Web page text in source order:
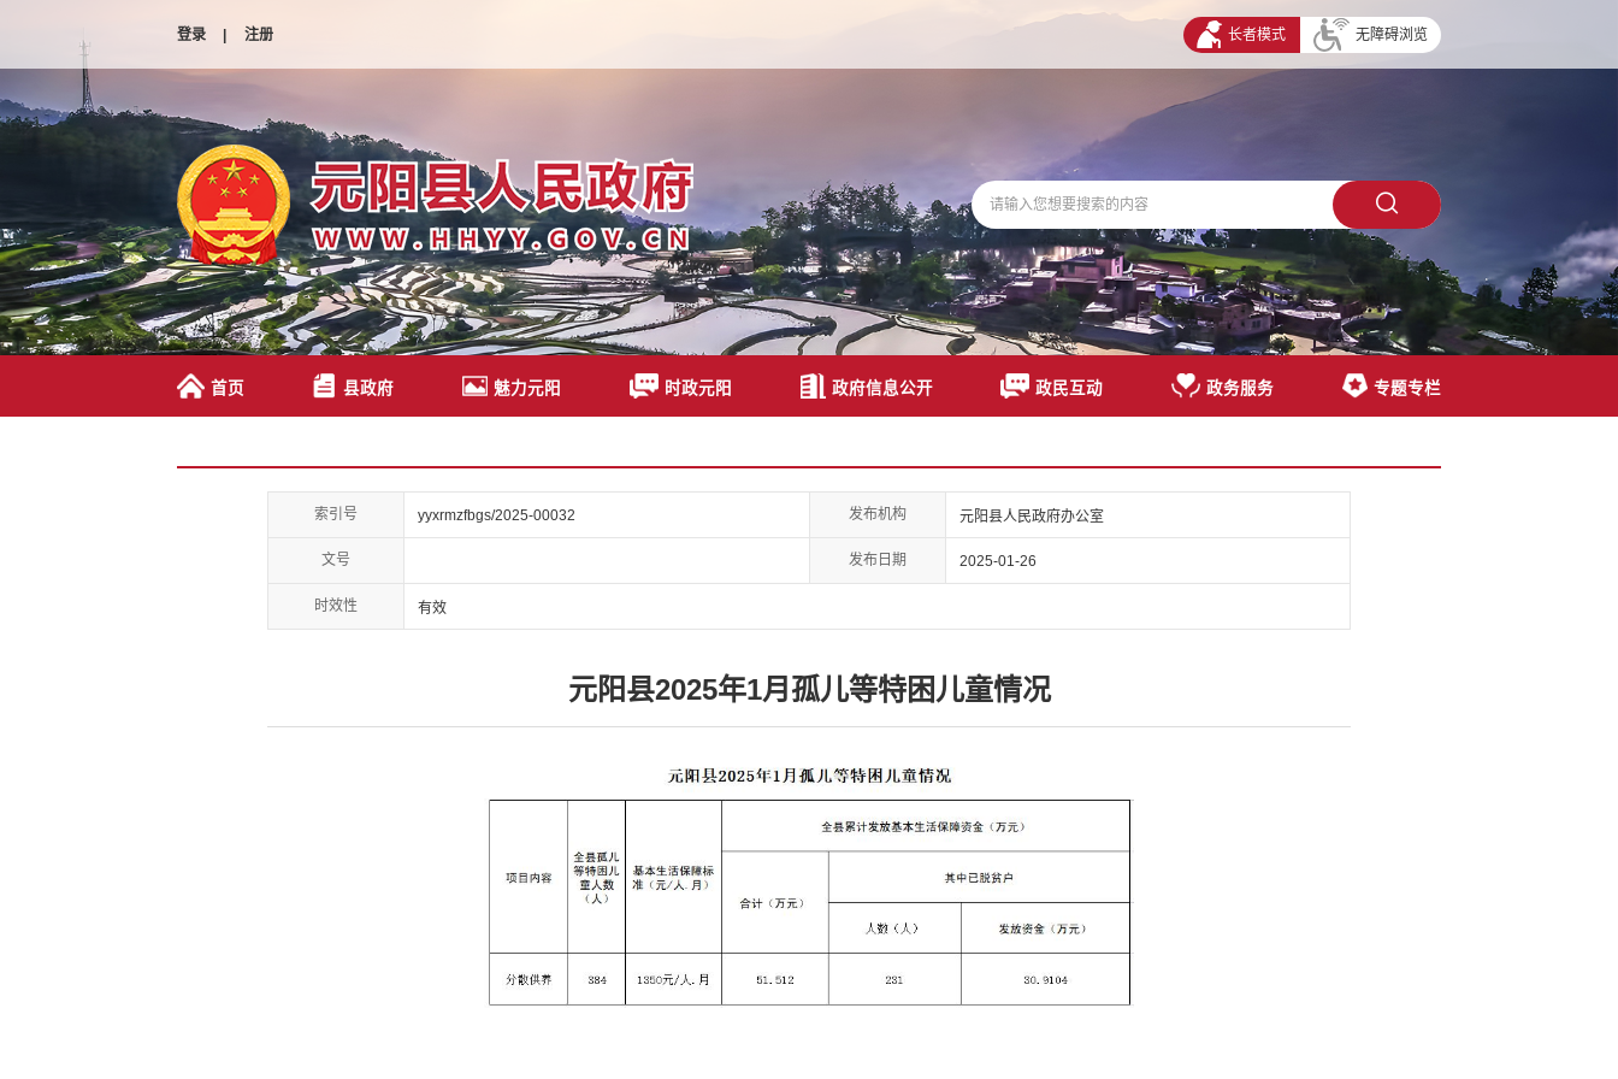
登录 | 注册 长者模式 无障碍浏览
首页 县政府 魅力元阳 时政元阳 政府信息公开 政民互动 政务服务 专题专栏
索引号 yyxrmzfbgs/2025-00032 发布机构 元阳县人民政府办公室
文号 发布日期 2025-01-26
时效性 有效
元阳县2025年1月孤儿等特困儿童情况